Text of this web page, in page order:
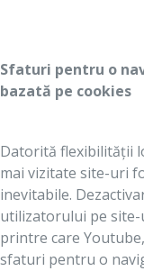
Sfaturi pentru o
bazată pe cookies
Datorită flexibilității
mai vizitate site-uri
inevitabile.
utilizatorului pe site-
printre care
sfaturi pentru o